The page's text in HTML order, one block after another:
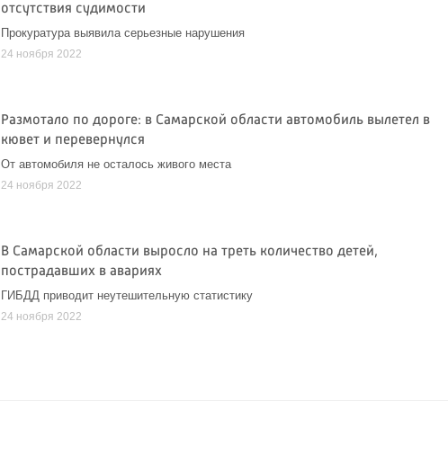
отсутствия судимости
Прокуратура выявила серьезные нарушения
24 ноября 2022
Размотало по дороге: в Самарской области автомобиль вылетел в
кювет и перевернулся
От автомобиля не осталось живого места
24 ноября 2022
В Самарской области выросло на треть количество детей,
пострадавших в авариях
ГИБДД приводит неутешительную статистику
24 ноября 2022